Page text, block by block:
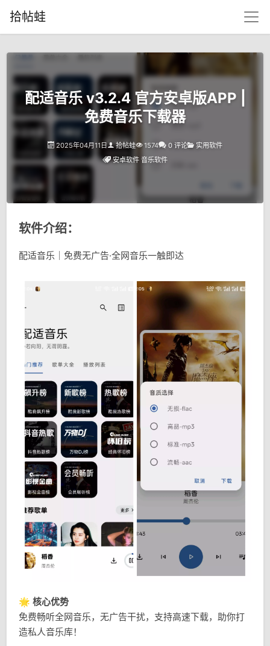
拾帖蛙
配适音乐 v3.2.4 官方安卓版APP |
免费音乐下载器
2025年04月11日 拾帖蛙 1574 0 评论
实用软件
安卓软件 音乐软件
软件介绍：
配适音乐｜免费无广告·全网音乐一触即达
🌟 核心优势
免费畅听全网音乐，无广告干扰，支持高速下载，助你打
造私人音乐库！